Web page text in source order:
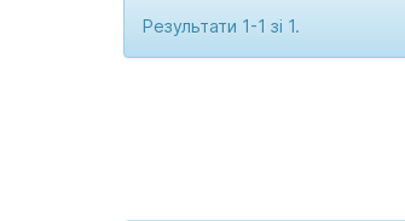
Результати 1-1 зі 1.